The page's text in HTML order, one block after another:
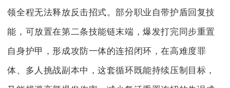
领全程无法释放反击招式。部分职业自带护盾回复技
能，可放置在第二条技能链末端，爆发打完同步重置
自身护甲，形成攻防一体的连招闭环，在高难度罪
体、多人挑战副本中，这套循环既能持续压制目标，